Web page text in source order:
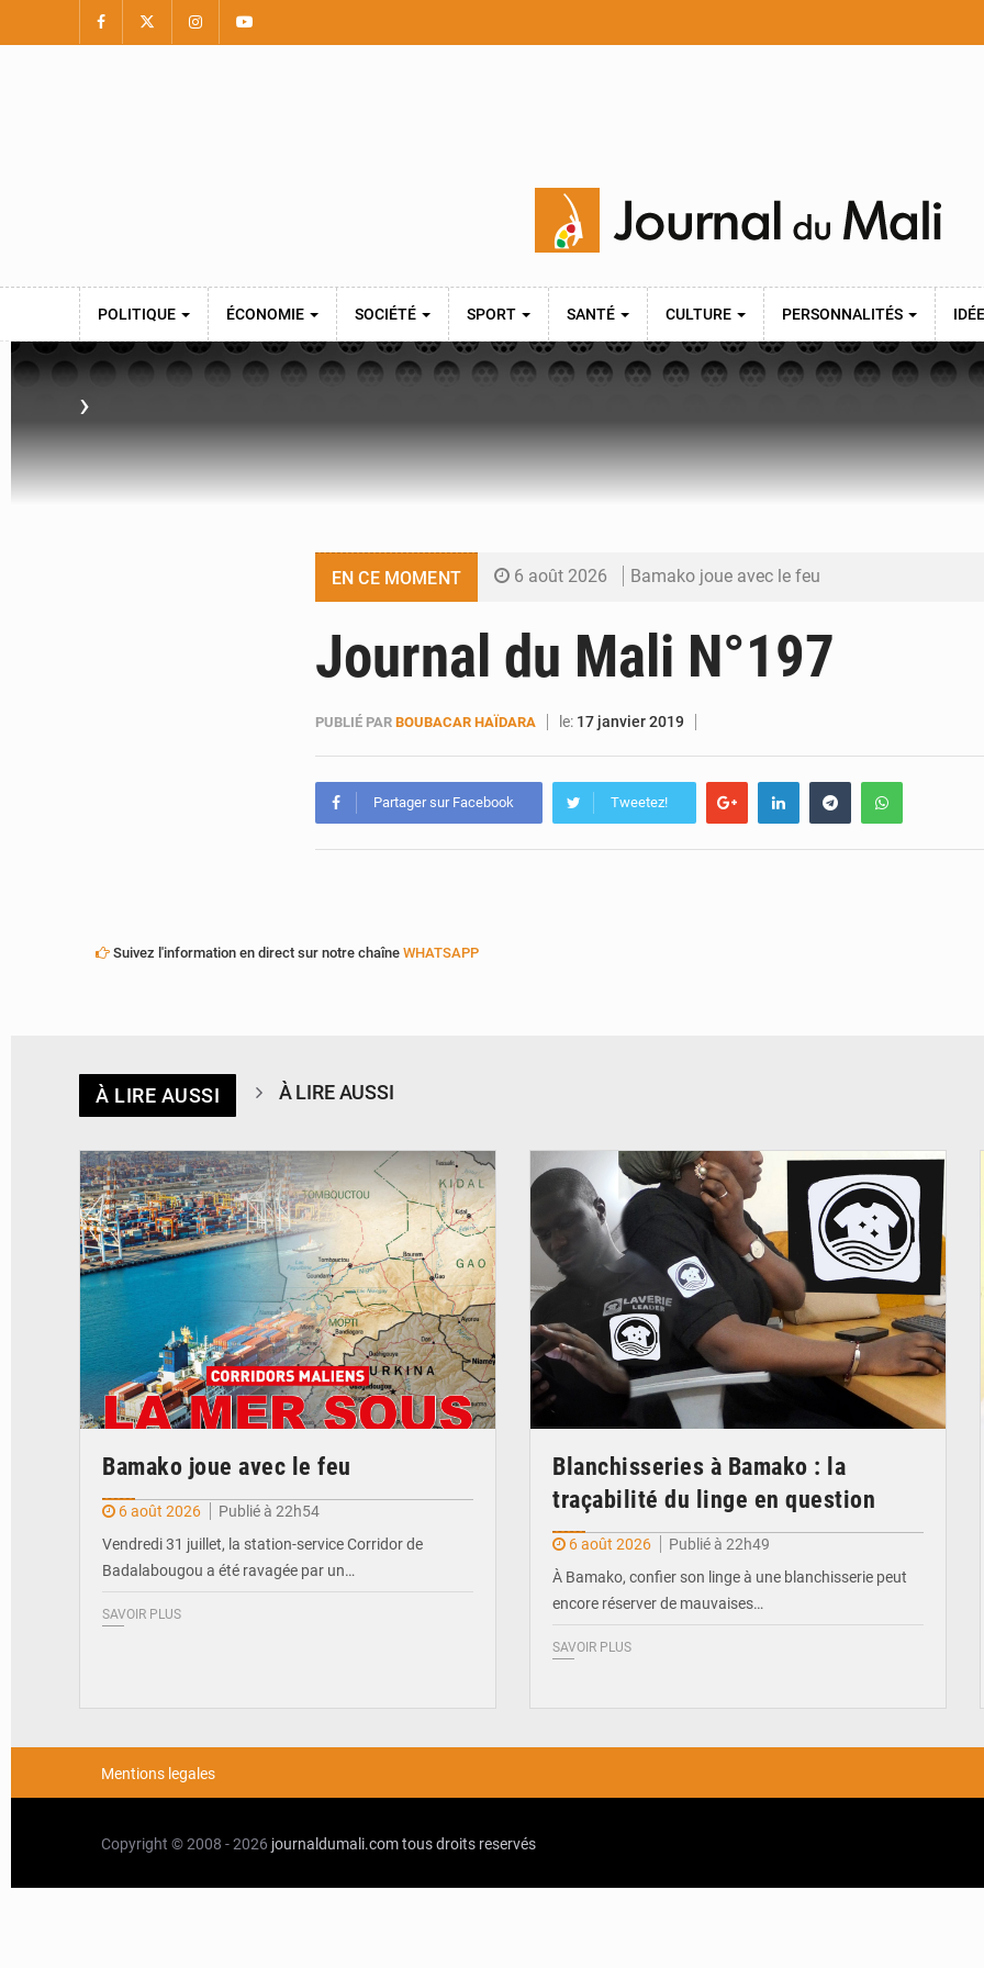
POLITIQUE ÉCONOMIE SOCIÉTÉ SPORT SANTÉ CULTURE PERSONNALITÉS
›
EN CE MOMENT 6 août 2026 Bamako joue avec le feu
6 août 2026 Dr Abdrahamane Tamboura, économiste
6 août 2026 Ports ouest-africains : la bataille du fret
Journal du Mali N°197
PUBLIÉ PAR BOUBACAR HAÏDARA le: 17 janvier 2019
Partager sur Facebook Tweetez!
Suivez l'information en direct sur notre chaîne WHATSAPP
À LIRE AUSSI À LIRE AUSSI
© JDM
Bamako joue avec le feu
6 août 2026
Publié à 22h54
Vendredi 31 juillet, la station-service Corridor de
Badalabougou a été ravagée par un…
SAVOIR PLUS
Blanchisseries à Bamako : la
traçabilité du linge en question
6 août 2026
Publié à 22h49
À Bamako, confier son linge à une blanchisserie peut
encore réserver de mauvaises…
SAVOIR PLUS
Mentions legales
Copyright © 2008 - 2026 journaldumali.comtous droits reservés